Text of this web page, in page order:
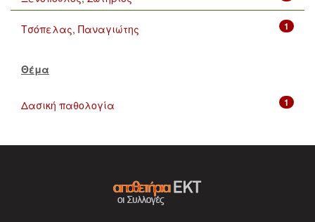
1
Τσόπελας, Παναγιώτης
Θέμα
1
Δασική παθολογία